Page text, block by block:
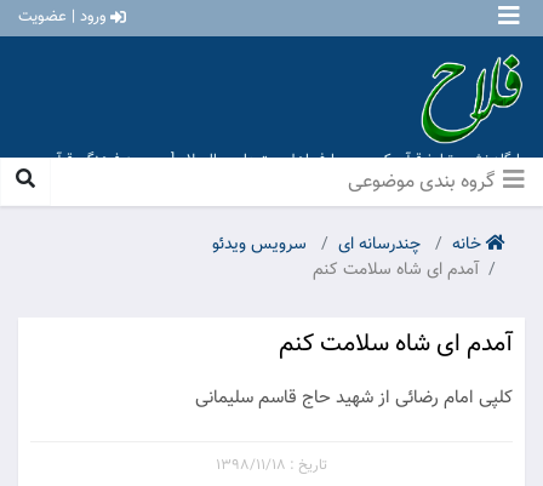
ورود | عضویت
پایگاه نشر و تبلیغ قرآن کریم و معارف اهل بیت علیهم السلام [ موسسه فرهنگی قرآن و
عترت منهاج عشق آباد ]
خانه چندرسانه ای
سرویس ویدئو
آمدم ای شاه سلامت کنم
آمدم ای شاه سلامت کنم
کلپی امام رضائی از شهید حاج قاسم سلیمانی
تاریخ : 1398/11/18